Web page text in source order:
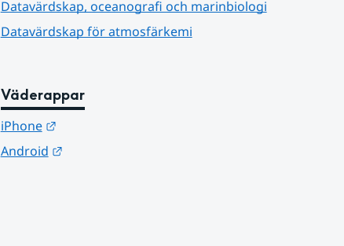
Datavärdskap, oceanografi och marinbiologi
Datavärdskap för atmosfärkemi
Väderappar
iPhone
Länk till annan webbplats.
Android
Länk till annan webbplats.